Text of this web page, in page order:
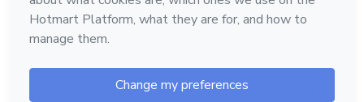
Conoce Hotmart
Idioma